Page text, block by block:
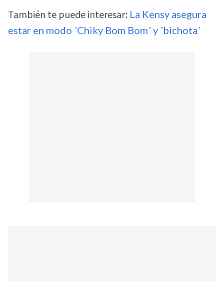
También te puede interesar: La Kensy asegura
estar en modo ´Chiky Bom Bom´ y ´bichota´